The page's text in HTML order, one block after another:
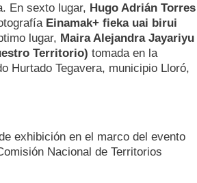
En sexto lugar, Hugo Adrián Torres
Einamak+ fieka uai birui
lugar, Maira Alejandra Jayariyu
Territorio) tomada en la
Hurtado Tegavera, municipio Lloró,
exhibición en el marco del evento
Nacional de Territorios